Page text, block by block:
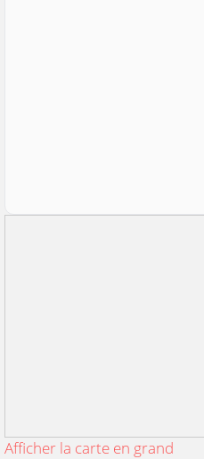
Afficher la carte en grand